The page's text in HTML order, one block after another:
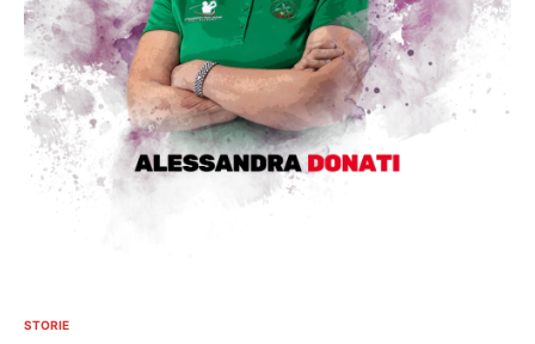
STORIE